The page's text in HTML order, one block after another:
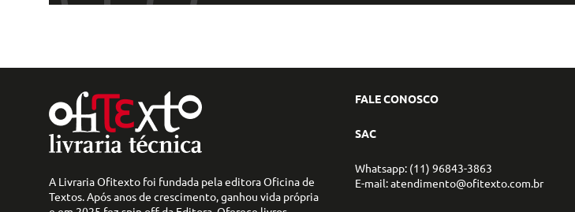
A Livraria Ofitexto foi fundada pela editora Oficina de
Textos. Após anos de crescimento, ganhou vida própria
FALE CONOSCO
SAC
Whatsapp: (11) 96843-3863
E-mail: atendimento@ofitexto.com.br